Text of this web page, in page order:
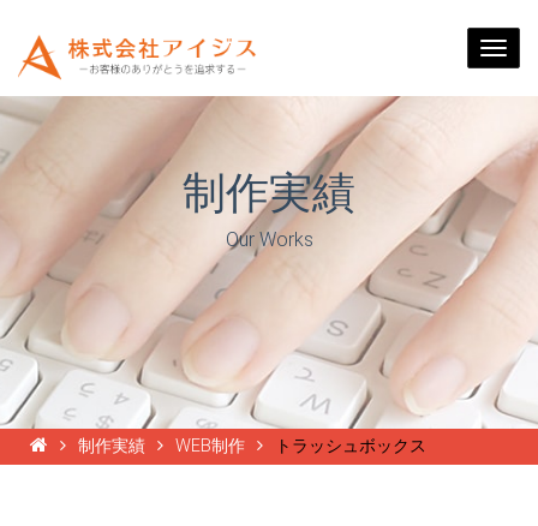
制作実績
Our Works
制作実績 WEB制作 トラッシュボックス